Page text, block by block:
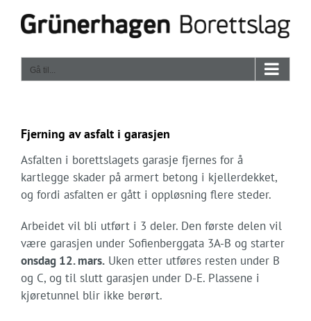
Gå til...
Fjerning av asfalt i garasjen
Asfalten i borettslagets garasje fjernes for å
kartlegge skader på armert betong i kjellerdekket,
og fordi asfalten er gått i oppløsning flere steder.
Arbeidet vil bli utført i 3 deler. Den første delen vil
være garasjen under Sofienberggata 3A-B og starter
onsdag 12. mars.Uken etter utføres resten under B
og C, og til slutt garasjen under D-E. Plassene i
kjøretunnel blir ikke berørt.